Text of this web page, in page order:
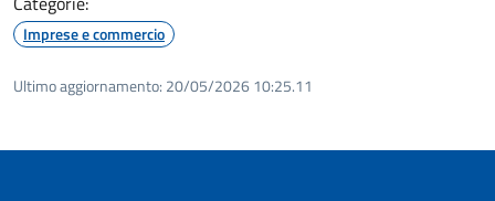
Imprese e commercio
Ultimo aggiornamento: 20/05/2026 10:25.11